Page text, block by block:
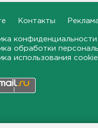
с
и
Контакты
конфиденциальности
обработки
использования